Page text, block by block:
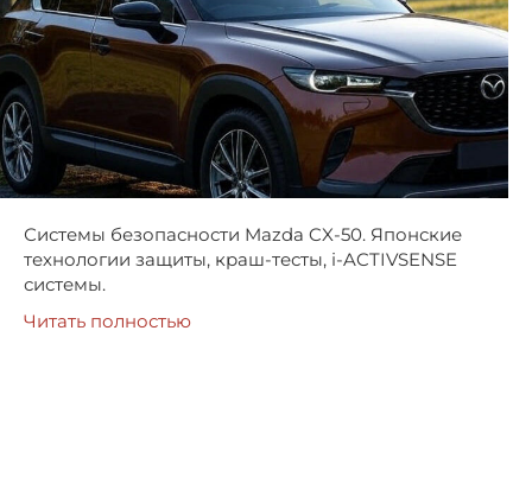
Системы безопасности Mazda CX-50. Японские
технологии защиты, краш-тесты, i-ACTIVSENSE
системы.
Читать полностью